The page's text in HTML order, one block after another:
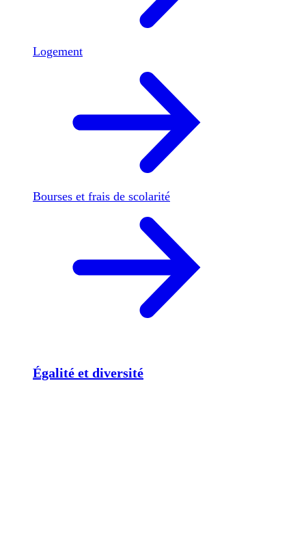
Logement
Bourses et frais de scolarité
Égalité et diversité